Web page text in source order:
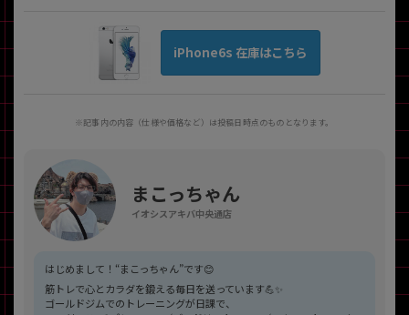
iPhone6s 在庫はこちら
※記事内の内容（仕様や価格など）は投稿日時点のものとなります。
まこっちゃん
イオシスアキバ中央通店
はじめまして！“まこっちゃん”です😊
筋トレで心とカラダを鍛える毎日を送っています💪✨
ゴールドジムでのトレーニングが日課で、